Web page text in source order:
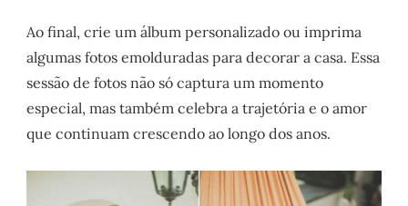
Ao final, crie um álbum personalizado ou imprima
algumas fotos emolduradas para decorar a casa. Essa
sessão de fotos não só captura um momento
especial, mas também celebra a trajetória e o amor
que continuam crescendo ao longo dos anos.